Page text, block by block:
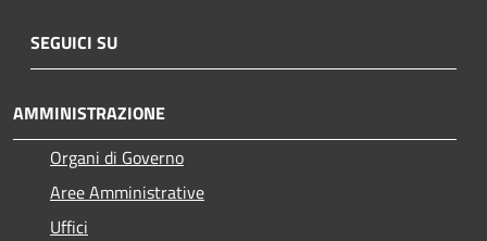
SEGUICI SU
AMMINISTRAZIONE
Organi di Governo
Aree Amministrative
Uffici